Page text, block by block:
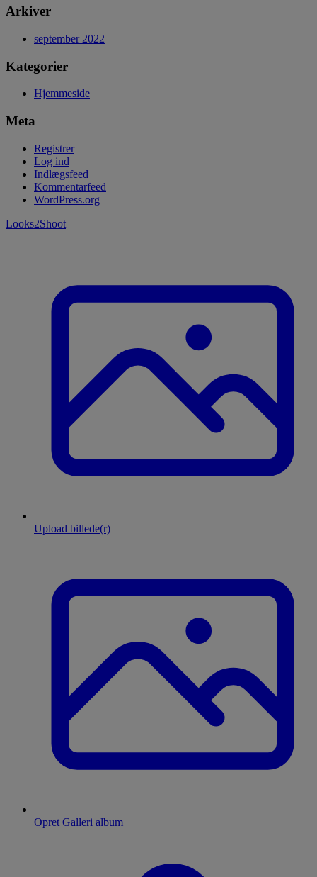
Arkiver
september 2022
Kategorier
Hjemmeside
Meta
Registrer
Log ind
Indlægsfeed
Kommentarfeed
WordPress.org
Looks2Shoot
Upload billede(r)
Opret Galleri album